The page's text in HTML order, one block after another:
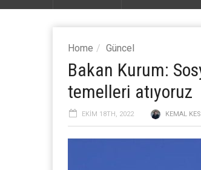
Home Güncel
Bakan Kurum:
temelleri atıyoruz
EKIM 18TH, 2022 KEMAL